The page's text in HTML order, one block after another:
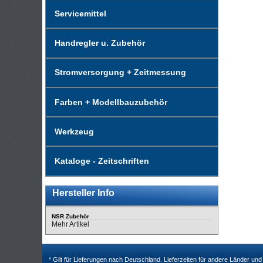
Servicemittel
Handregler u. Zubehör
Stromversorgung + Zeitmessung
Farben + Modellbauzubehör
Werkzeug
Kataloge - Zeitschriften
Hersteller Info
NSR Zubehör
Mehr Artikel
* Gilt für Lieferungen nach Deutschland. Lieferzeiten für andere Länder